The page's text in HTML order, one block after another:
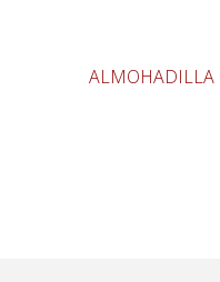
ALMOHADILLA